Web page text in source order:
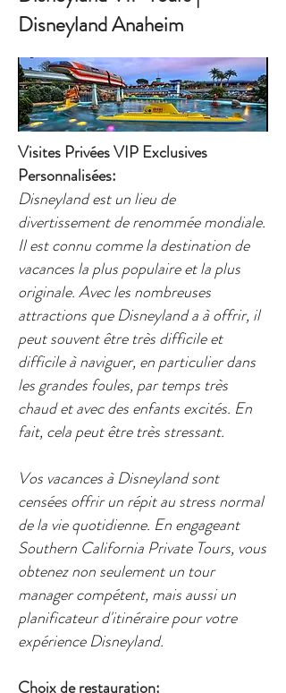
Disneyland Anaheim
Visites Privées VIP Exclusives
Personnalisées:
Disneyland est un lieu de
divertissement de renommée mondiale.
Il est connu comme la destination de
vacances la plus populaire et la plus
originale. Avec les nombreuses
attractions que Disneyland a à offrir, il
peut souvent être très difficile et
difficile à naviguer, en particulier dans
les grandes foules, par temps très
chaud et avec des enfants excités. En
fait, cela peut être très stressant.
Vos vacances à Disneyland sont
censées offrir un répit au stress normal
de la vie quotidienne. En engageant
Southern California Private Tours, vous
obtenez non seulement un tour
manager compétent, mais aussi un
planificateur d'itinéraire pour votre
expérience Disneyland.
Choix de restauration: